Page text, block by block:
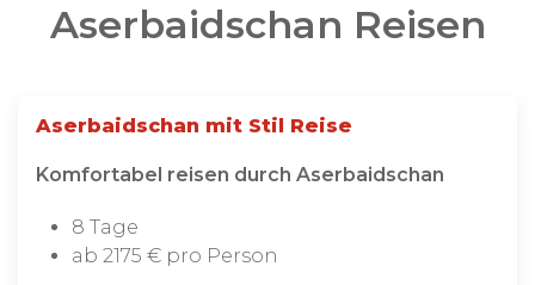
Aserbaidschan Reisen
Aserbaidschan mit Stil Reise
Komfortabel reisen durch Aserbaidschan
8 Tage
ab 2175 € pro Person